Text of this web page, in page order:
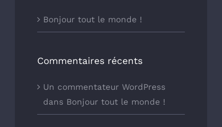
Bonjour tout le monde !
Commentaires récents
Un commentateur WordPress
dans Bonjour tout le monde !